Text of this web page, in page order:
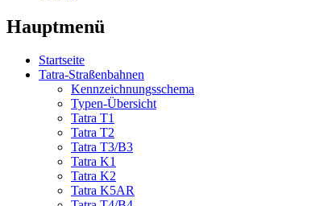
Hauptmenü
Startseite
Tatra-Straßenbahnen
Kennzeichnungsschema
Typen-Übersicht
Tatra T1
Tatra T2
Tatra T3/B3
Tatra K1
Tatra K2
Tatra K5AR